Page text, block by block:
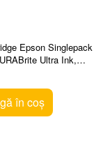
Epson Singlepack
Ultra Ink,
în coș